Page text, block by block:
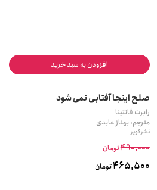
افزودن به سبد خرید
صلح اینجا آفتابی نمی شود
رابرت فانتینا
مترجم: بهناز عابدی
نشر کویر
490,000تومان
465,500تومان